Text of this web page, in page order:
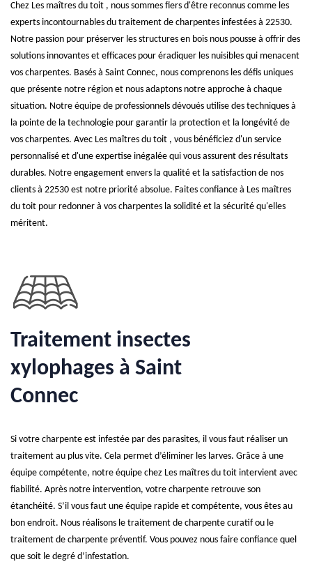
Chez Les maîtres du toit , nous sommes fiers d'être reconnus comme les
experts incontournables du traitement de charpentes infestées à 22530.
Notre passion pour préserver les structures en bois nous pousse à offrir des
solutions innovantes et efficaces pour éradiquer les nuisibles qui menacent
vos charpentes. Basés à Saint Connec, nous comprenons les défis uniques
que présente notre région et nous adaptons notre approche à chaque
situation. Notre équipe de professionnels dévoués utilise des techniques à
la pointe de la technologie pour garantir la protection et la longévité de
vos charpentes. Avec Les maîtres du toit , vous bénéficiez d'un service
personnalisé et d'une expertise inégalée qui vous assurent des résultats
durables. Notre engagement envers la qualité et la satisfaction de nos
clients à 22530 est notre priorité absolue. Faites confiance à Les maîtres
du toit pour redonner à vos charpentes la solidité et la sécurité qu'elles
méritent.
Traitement insectes
xylophages à Saint
Connec
Si votre charpente est infestée par des parasites, il vous faut réaliser un
traitement au plus vite. Cela permet d’éliminer les larves. Grâce à une
équipe compétente, notre équipe chez Les maîtres du toit intervient avec
fiabilité. Après notre intervention, votre charpente retrouve son
étanchéité. S’il vous faut une équipe rapide et compétente, vous êtes au
bon endroit. Nous réalisons le traitement de charpente curatif ou le
traitement de charpente préventif. Vous pouvez nous faire confiance quel
que soit le degré d’infestation.